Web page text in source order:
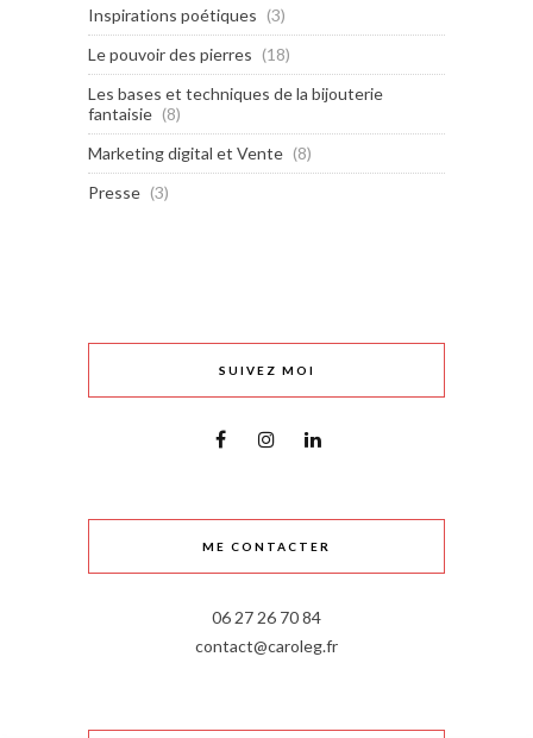
Inspirations poétiques (3)
Le pouvoir des pierres (18)
Les bases et techniques de la bijouterie
fantaisie (8)
Marketing digital et Vente (8)
Presse (3)
SUIVEZ MOI
ME CONTACTER
06 27 26 70 84
contact@caroleg.fr